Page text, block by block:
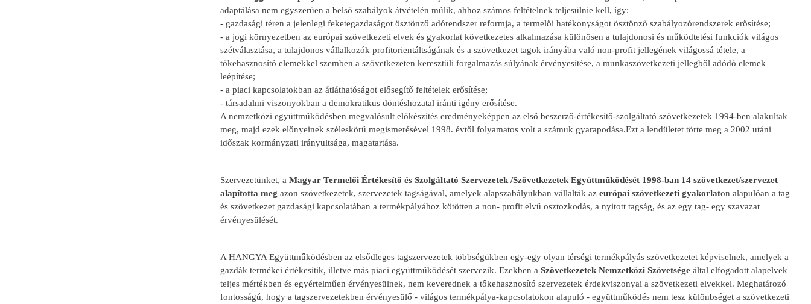
adaptálása nem egyszerűen a belső szabályok átvételén múlik, ahhoz számos feltételnek teljesülnie kell, így:
- gazdasági téren a jelenlegi feketegazdaságot ösztönző adórendszer reformja, a termelői hatékonyságot ösztönző szabályozórendszerek erősítése;
- a jogi környezetben az európai szövetkezeti elvek és gyakorlat következetes alkalmazása különösen a tulajdonosi és működtetési funkciók világos
szétválasztása, a tulajdonos vállalkozók profitorientáltságának és a szövetkezet tagok irányába való non-profit jellegének világossá tétele, a
tőkehasznosító elemekkel szemben a szövetkezeten keresztüli forgalmazás súlyának érvényesítése, a munkaszövetkezeti jellegből adódó elemek
leépítése;
- a piaci kapcsolatokban az átláthatóságot elősegítő feltételek erősítése;
- társadalmi viszonyokban a demokratikus döntéshozatal iránti igény erősítése.
A nemzetközi együttműködésben megvalósult előkészítés eredményeképpen az első beszerző-értékesítő-szolgáltató szövetkezetek 1994-ben alakultak
meg, majd ezek előnyeinek széleskörű megismerésével 1998. évtől folyamatos volt a számuk gyarapodása.Ezt a lendületet törte meg a 2002 utáni
időszak kormányzati irányultsága, magatartása.
Szervezetünket, a Magyar Termelői Értékesítő és Szolgáltató Szervezetek /Szövetkezetek Együttműködését 1998-ban 14 szövetkezet/szervezet
alapította meg azon szövetkezetek, szervezetek tagságával, amelyek alapszabályukban vállalták az európai szövetkezeti gyakorlaton alapulóan a tag
és szövetkezet gazdasági kapcsolatában a termékpályához kötötten a non- profit elvű osztozkodás, a nyitott tagság, és az egy tag- egy szavazat
érvényesülését.
A HANGYA Együttműködésben az elsődleges tagszervezetek többségükben egy-egy olyan térségi termékpályás szövetkezetet képviselnek, amelyek a
gazdák termékei értékesítik, illetve más piaci együttműködését szervezik. Ezekben a Szövetkezetek Nemzetközi Szövetségeáltal elfogadott alapelvek
teljes mértékben és egyértelműen érvényesülnek, nem keverednek a tőkehasznosító szervezetek érdekviszonyai a szövetkezeti elvekkel. Meghatározó
fontosságú, hogy a tagszervezetekben érvényesülő - világos termékpálya-kapcsolatokon alapuló - együttműködés nem tesz különbséget a szövetkezeti